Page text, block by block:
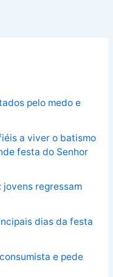
pelo medo e
a viver o batismo
festa do Senhor
jovens regressam
dias da festa
e pede